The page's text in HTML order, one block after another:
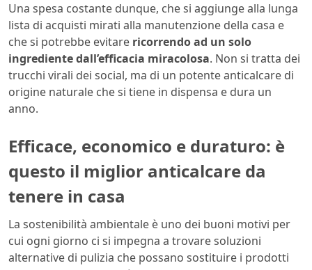
Una spesa costante dunque, che si aggiunge alla lunga
lista di acquisti mirati alla manutenzione della casa e
che si potrebbe evitare ricorrendo ad un solo
ingrediente dall’efficacia miracolosa. Non si tratta dei
trucchi virali dei social, ma di un potente anticalcare di
origine naturale che si tiene in dispensa e dura un
anno.
Efficace, economico e duraturo: è
questo il miglior anticalcare da
tenere in casa
La sostenibilità ambientale è uno dei buoni motivi per
cui ogni giorno ci si impegna a trovare soluzioni
alternative di pulizia che possano sostituire i prodotti